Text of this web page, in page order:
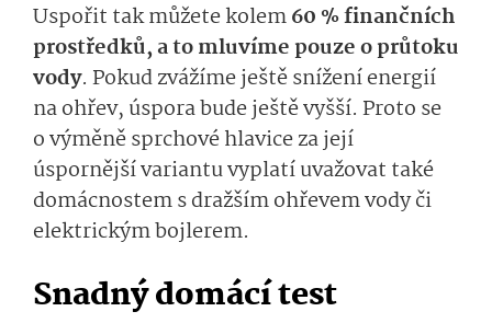
Uspořit tak můžete kolem60 % finančních
prostředků, a to mluvíme pouze o průtoku
vody. Pokudzvá­žíme ještě snížení energií
naohřev, úspora bude ještě vyšší. Proto se
o výměně sprchové hlavice za její
úspornější variantu vyplatí uvažovat také
domácnostem s dražším ohřevem vodyči
elektrickým bojlerem.
Snadný domácí test